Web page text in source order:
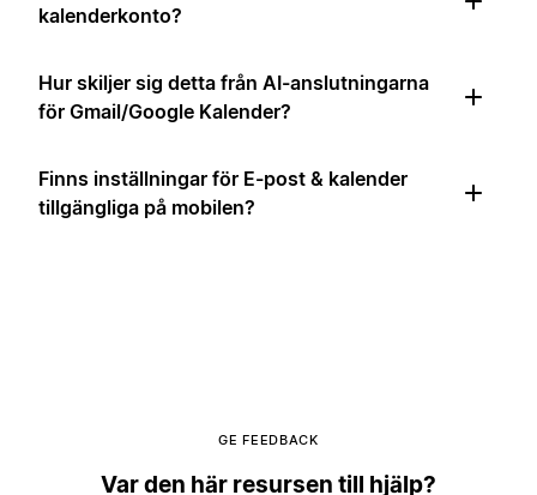
kalenderkonto?
Hur skiljer sig detta från AI-anslutningarna
för Gmail/Google Kalender?
Finns inställningar för E-post & kalender
tillgängliga på mobilen?
GE FEEDBACK
Var den här resursen till hjälp?